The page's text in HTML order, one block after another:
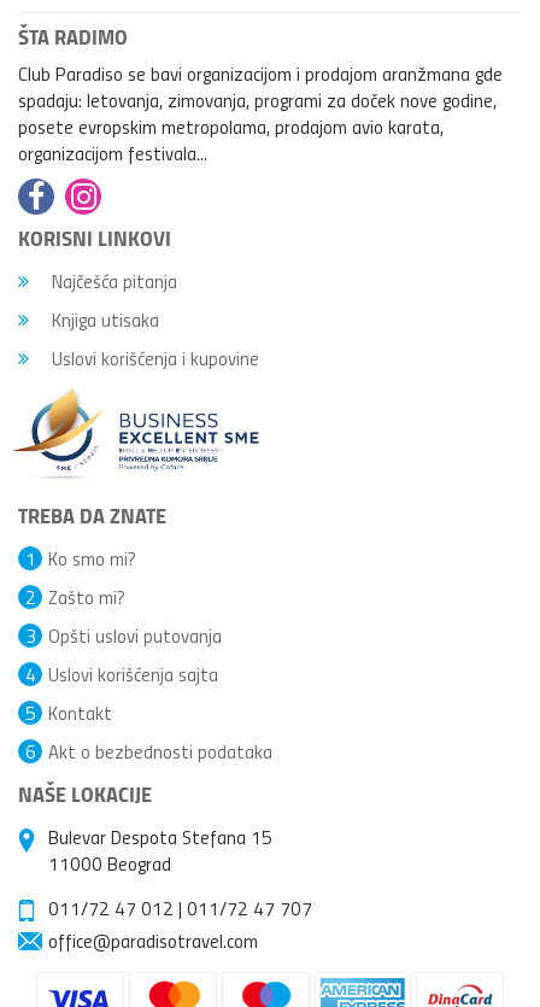
ŠTA RADIMO
Club Paradiso se bavi organizacijom i prodajom aranžmana gde
spadaju: letovanja, zimovanja, programi za doček nove godine,
posete evropskim metropolama, prodajom avio karata,
organizacijom festivala...
KORISNI LINKOVI
Najčešća pitanja
Knjiga utisaka
Uslovi korišćenja i kupovine
TREBA DA ZNATE
Ko smo mi?
1
Zašto mi?
2
Opšti uslovi putovanja
3
Uslovi korišćenja sajta
4
Kontakt
5
Akt o bezbednosti podataka
6
NAŠE LOKACIJE
Bulevar Despota Stefana 15
11000 Beograd
011/72 47 012 | 011/72 47 707
office@paradisotravel.com